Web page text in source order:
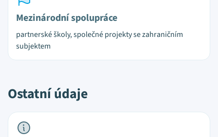
Mezinárodní spolupráce
partnerské školy, společné projekty se zahraničním
subjektem
Ostatní údaje